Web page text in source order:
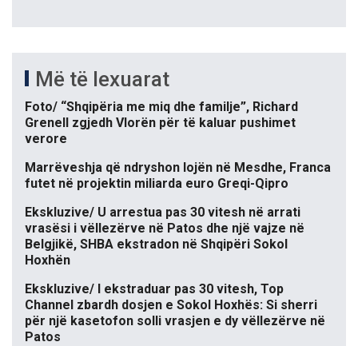
Më të lexuarat
Foto/ “Shqipëria me miq dhe familje”, Richard
Grenell zgjedh Vlorën për të kaluar pushimet
verore
Marrëveshja që ndryshon lojën në Mesdhe, Franca
futet në projektin miliarda euro Greqi-Qipro
Ekskluzive/ U arrestua pas 30 vitesh në arrati
vrasësi i vëllezërve në Patos dhe një vajze në
Belgjikë, SHBA ekstradon në Shqipëri Sokol
Hoxhën
Ekskluzive/ I ekstraduar pas 30 vitesh, Top
Channel zbardh dosjen e Sokol Hoxhës: Si sherri
për një kasetofon solli vrasjen e dy vëllezërve në
Patos